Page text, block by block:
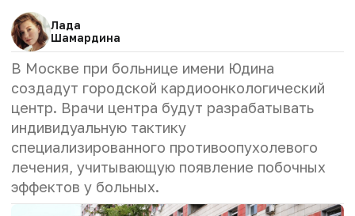
Лада
Шамардина
В Москве при больнице имени Юдина
создадут городской кардиоонкологический
центр. Врачи центра будут разрабатывать
индивидуальную тактику
специализированного противоопухолевого
лечения, учитывающую появление побочных
эффектов у больных.